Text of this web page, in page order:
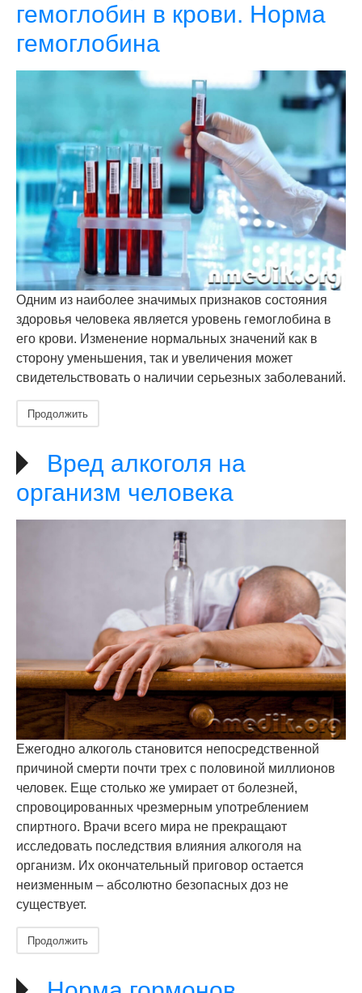
гемоглобин в крови. Норма
гемоглобина
Одним из наиболее значимых признаков состояния
здоровья человека является уровень гемоглобина в
его крови. Изменение нормальных значений как в
сторону уменьшения, так и увеличения может
свидетельствовать о наличии серьезных заболеваний.
Продолжить
Вред алкоголя на
организм человека
Ежегодно алкоголь становится непосредственной
причиной смерти почти трех с половиной миллионов
человек. Еще столько же умирает от болезней,
спровоцированных чрезмерным употреблением
спиртного. Врачи всего мира не прекращают
исследовать последствия влияния алкоголя на
организм. Их окончательный приговор остается
неизменным – абсолютно безопасных доз не
существует.
Продолжить